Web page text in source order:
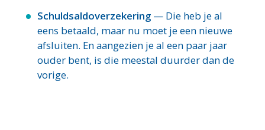
Schuldsaldoverzekering — Die heb je al
eens betaald, maar nu moet je een nieuwe
afsluiten. En aangezien je al een paar jaar
ouder bent, is die meestal duurder dan de
vorige.